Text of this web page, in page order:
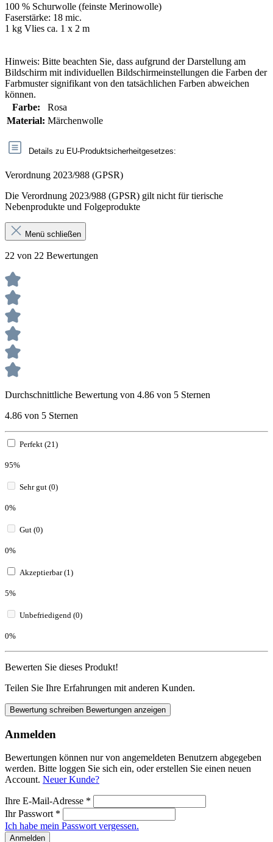
100 % Schurwolle (feinste Merinowolle)
Faserstärke: 18 mic.
1 kg Vlies ca. 1 x 2 m
Hinweis: Bitte beachten Sie, dass aufgrund der Darstellung am
Bildschirm mit individuellen Bildschirmeinstellungen die Farben der
Farbmuster signifikant von den tatsächlichen Farben abweichen
können.
Farbe:
Rosa
Material: Märchenwolle
Details zu EU-Produktsicherheitgesetzes:
Verordnung 2023/988 (GPSR)
Die Verordnung 2023/988 (GPSR) gilt nicht für tierische
Nebenprodukte und Folgeprodukte
Menü schließen
22 von 22 Bewertungen
Durchschnittliche Bewertung von 4.86 von 5 Sternen
4.86 von 5 Sternen
Perfekt (21)
95%
Sehr gut (0)
0%
Gut (0)
0%
Akzeptierbar (1)
5%
Unbefriedigend (0)
0%
Bewerten Sie dieses Produkt!
Teilen Sie Ihre Erfahrungen mit anderen Kunden.
Bewertung schreiben Bewertungen anzeigen
Anmelden
Bewertungen können nur von angemeldeten Benutzern abgegeben
werden. Bitte loggen Sie sich ein, oder erstellen Sie einen neuen
Account. Neuer Kunde?
Ihre E-Mail-Adresse *
Ihr Passwort *
Ich habe mein Passwort vergessen.
Anmelden